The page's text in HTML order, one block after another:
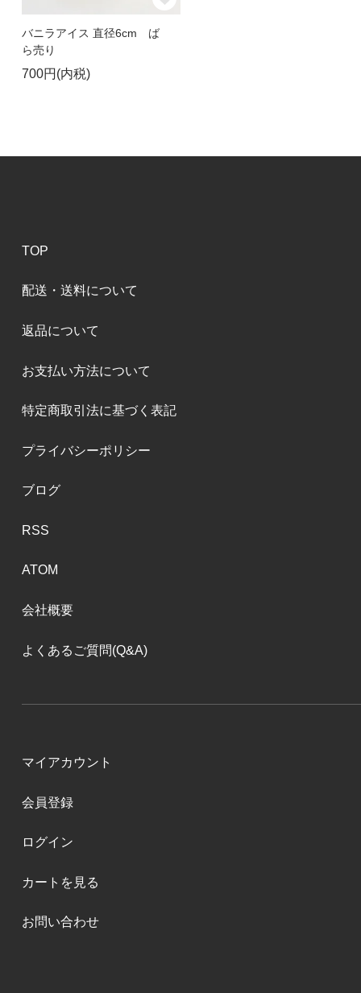
バニラアイス 直径6cm ば
ら売り
700円(内税)
TOP
配送・送料について
返品について
お支払い方法について
特定商取引法に基づく表記
プライバシーポリシー
ブログ
RSS
ATOM
会社概要
よくあるご質問(Q&A)
マイアカウント
会員登録
ログイン
カートを見る
お問い合わせ